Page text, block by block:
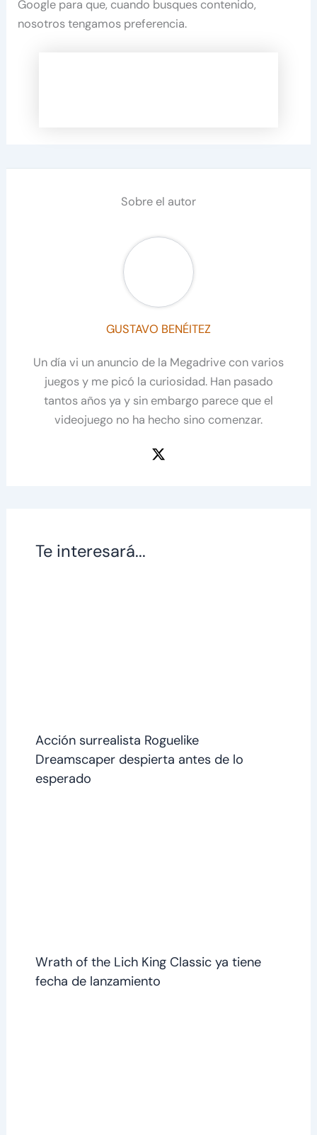
Google para que, cuando busques contenido,
nosotros tengamos preferencia.
Sobre el autor
GUSTAVO BENÉITEZ
Un día vi un anuncio de la Megadrive con varios
juegos y me picó la curiosidad. Han pasado
tantos años ya y sin embargo parece que el
videojuego no ha hecho sino comenzar.
Te interesará...
Acción surrealista Roguelike
Dreamscaper despierta antes de lo
esperado
Wrath of the Lich King Classic ya tiene
fecha de lanzamiento